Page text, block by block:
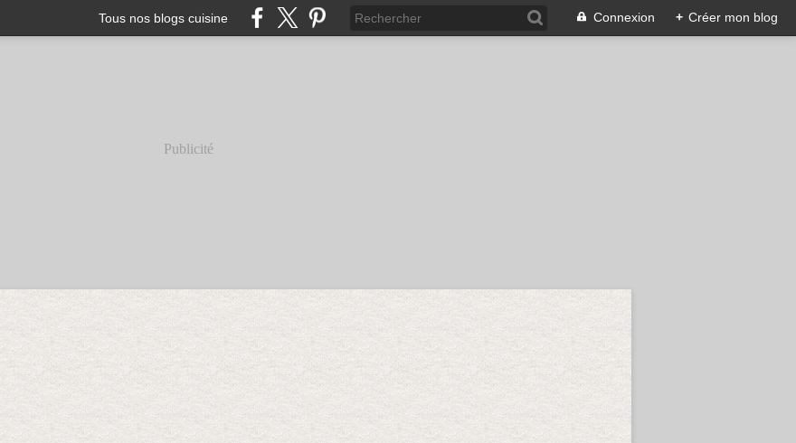
Tous nos blogs cuisine Connexion + Créer mon blog
Publicité